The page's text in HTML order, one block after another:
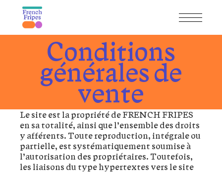
content
Conditions
générales de
vente
Le site est la propriété de FRENCH FRIPES
en sa totalité, ainsi que l’ensemble des droits
y afférents. Toute reproduction, intégrale ou
partielle, est systématiquement soumise à
l’autorisation des propriétaires. Toutefois,
les liaisons du type hypertextes vers le site